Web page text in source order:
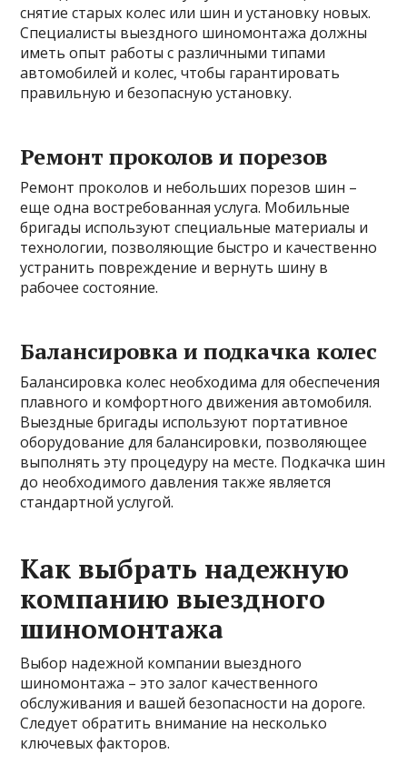
снятие старых колес или шин и установку новых.
Специалисты выездного шиномонтажа должны
иметь опыт работы с различными типами
автомобилей и колес, чтобы гарантировать
правильную и безопасную установку.
Ремонт проколов и порезов
Ремонт проколов и небольших порезов шин –
еще одна востребованная услуга. Мобильные
бригады используют специальные материалы и
технологии, позволяющие быстро и качественно
устранить повреждение и вернуть шину в
рабочее состояние.
Балансировка и подкачка колес
Балансировка колес необходима для обеспечения
плавного и комфортного движения автомобиля.
Выездные бригады используют портативное
оборудование для балансировки, позволяющее
выполнять эту процедуру на месте. Подкачка шин
до необходимого давления также является
стандартной услугой.
Как выбрать надежную
компанию выездного
шиномонтажа
Выбор надежной компании выездного
шиномонтажа – это залог качественного
обслуживания и вашей безопасности на дороге.
Следует обратить внимание на несколько
ключевых факторов.